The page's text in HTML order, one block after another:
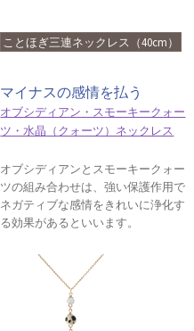
ことほぎ三連ネックレス（40cm）
マイナスの感情を払う
オブシディアン・スモーキークォー
ツ・水晶（クォーツ）ネックレス
オブシディアンとスモーキークォー
ツの組み合わせは、強い保護作用で
ネガティブな感情をきれいに浄化す
る効果があるといいます。